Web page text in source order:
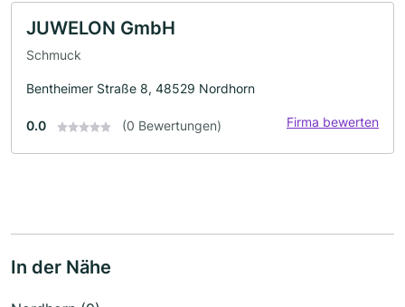
JUWELON GmbH
Schmuck
Bentheimer Straße 8, 48529 Nordhorn
0.0 (0 Bewertungen) Firma bewerten
In der Nähe